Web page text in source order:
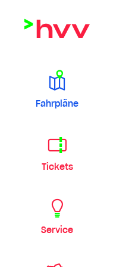
Fahrpläne
Tickets
Service